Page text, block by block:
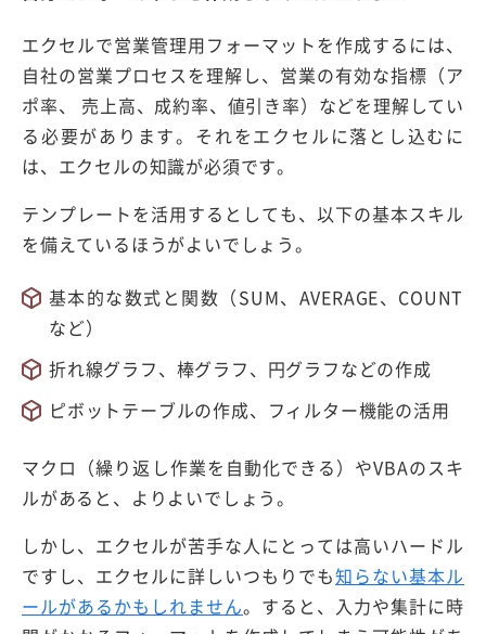
エクセルで営業管理用フォーマットを作成するには、
自社の営業プロセスを理解し、営業の有効な指標（ア
ポ率、 売上高、成約率、値引き率）などを理解してい
る必要があります。それをエクセルに落とし込むに
は、エクセルの知識が必須です。
テンプレートを活用するとしても、以下の基本スキル
を備えているほうがよいでしょう。
基本的な数式と関数（SUM、AVERAGE、COUNT
など）
折れ線グラフ、棒グラフ、円グラフなどの作成
ピボットテーブルの作成、フィルター機能の活用
マクロ（繰り返し作業を自動化できる）やVBAのスキ
ルがあると、よりよいでしょう。
しかし、エクセルが苦手な人にとっては高いハードル
ですし、エクセルに詳しいつもりでも知らない基本ル
ールがあるかもしれません。すると、入力や集計に時